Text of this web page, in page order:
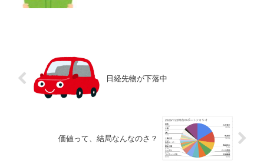
日経先物が下落中
価値って、結局なんなのさ？